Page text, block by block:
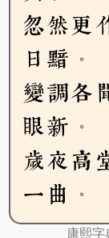
忽然更
日黯。
變調各
眼新。
歲夜高
一曲。
康熙字